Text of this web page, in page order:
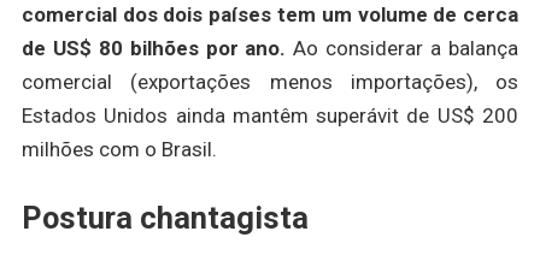
comercial dos dois países tem um volume de cerca
de US$ 80 bilhões por ano. Ao considerar a balança
comercial (exportações menos importações), os
Estados Unidos ainda mantêm superávit de US$ 200
milhões com o Brasil.
Postura chantagista